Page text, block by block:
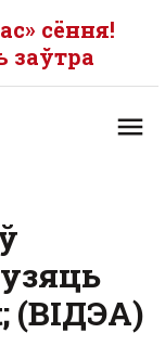
сёння!
заўтра
(ВІДЭА)